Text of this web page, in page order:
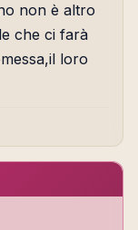
non è altro
che ci farà
loro